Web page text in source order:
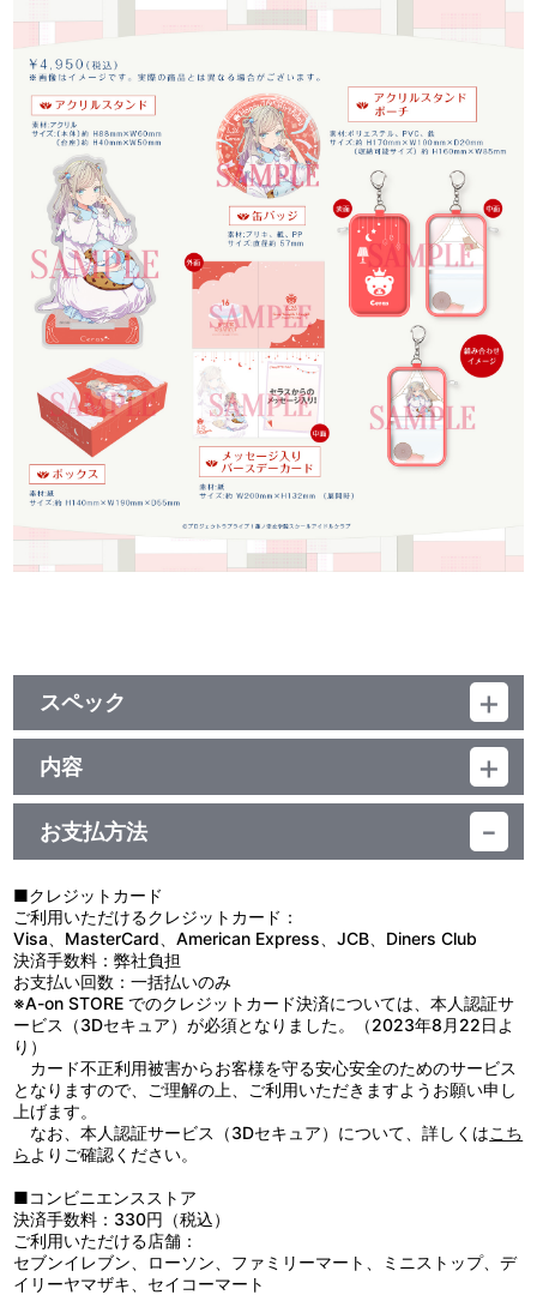
スペック
品番：TUJ-1215
ジャンル：その他
サイズ ：
・アクリルスタンド：（本体）約 H88mm×W60mm（台座）約
H40mm×W50mm
・缶バッジ：直径約 57mm
開時）
・アクリルスタンドポーチ：約 H170mm×W100mm×D20mm（収
納可能サイズ）約 H160mm×W85mm
・ボックス：約 H140mm×W190mm×D55mm
素 材 ：
・アクリルスタンド：アクリル
・缶バッジ：ブリキ、紙、PP
・メッセージ入りバースデーカード：紙
・アクリルスタンドポーチ：ポリエステル、PVC、鉄
・ボックス：紙
生産エリア：
アクリルスタンドポーチ：中国
※仕様等は予告なく変更する場合がございます。
内容
『ラブライブ！蓮ノ空女学院スクールアイドルクラブ』公式通販サ
イト「蓮ノ空女学院購買部」より、セラス 柳田 リリエンフェルト
のバースデー記念アイテムが登場！
缶バッジ、セラスによる描き下ろしメッセージ入りバースデーカー
ド、お布団アクリルスタンドポーチの４点セット！
特別なボックスに入れてお届けします♪
今年しかない16歳のお誕生日をみんなでお祝いしよう！
■セット内容
・アクリルスタンド
・ホログラム缶バッジ
・メッセージ入りバースデーカード
・お布団アクリルスタンドポーチ
・ボックス
●本来の用途以外で使用しないでください。
●思わぬ事故のおそれがありますので、乳幼児または小さなお子様
には絶対に与えないでください。
●高温多湿、直射日光を避け、お子様の手の届かないところに保管
してください。
お支払方法
■クレジットカード
ご利用いただけるクレジットカード：
Visa、MasterCard、American Express、JCB、Diners Club
決済手数料：弊社負担
お支払い回数：一括払いのみ
※A-on STORE でのクレジットカード決済については、本人認証サ
ービス（3Dセキュア）が必須となりました。（2023年8月22日よ
り）
カード不正利用被害からお客様を守る安心安全のためのサービス
となりますので、ご理解の上、ご利用いただきますようお願い申し
上げます。
なお、本人認証サービス（3Dセキュア）について、詳しくはこち
ら よりご確認ください。
■コンビニエンスストア
決済手数料：330円（税込）
ご利用いただける店舗：
セブンイレブン、ローソン、ファミリーマート、ミニストップ、デ
イリーヤマザキ、セイコーマート